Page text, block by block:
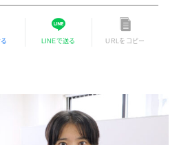
LINEで送る URLをコピー